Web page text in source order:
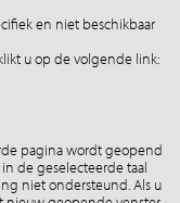
en niet beschikbaar
u op de volgende link:
pagina wordt geopend
de geselecteerde taal
niet ondersteund. Als u